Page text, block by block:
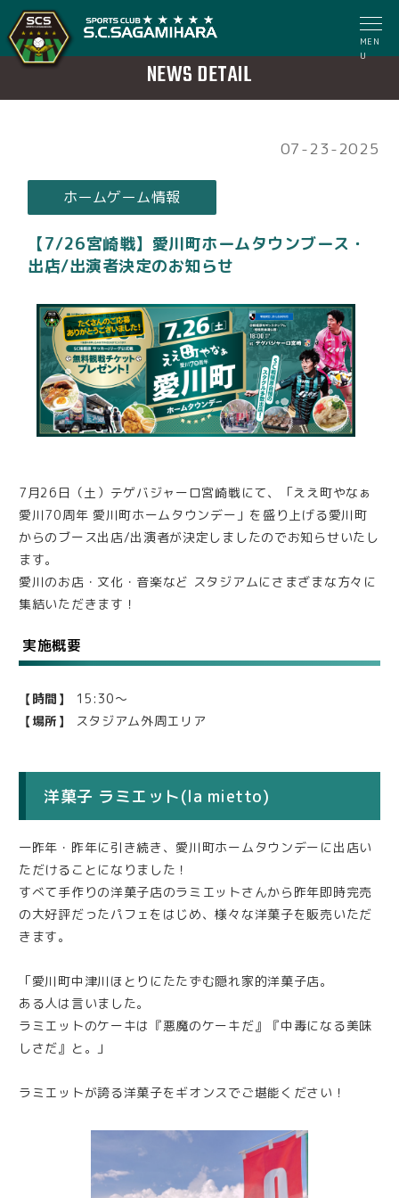
MEN
U
NEWS DETAIL
07-23-2025
ホームゲーム情報
【7/26宮崎戦】愛川町ホームタウンブース・
出店/出演者決定のお知らせ
7月26日（土）テゲバジャーロ宮崎戦にて、「ええ町やなぁ
愛川70周年 愛川町ホームタウンデー」を盛り上げる愛川町
からのブース出店/出演者が決定しましたのでお知らせいたし
ます。
愛川のお店・文化・音楽など スタジアムにさまざまな方々に
集結いただきます！
実施概要
【時間】
15:30～
【場所】
スタジアム外周エリア
洋菓子 ラミエット(la mietto)
一昨年・昨年に引き続き、愛川町ホームタウンデーに出店い
ただけることになりました！
すべて手作りの洋菓子店のラミエットさんから昨年即時完売
の大好評だったパフェをはじめ、様々な洋菓子を販売いただ
きます。
「愛川町中津川ほとりにたたずむ隠れ家的洋菓子店。
ある人は言いました。
ラミエットのケーキは『悪魔のケーキだ』『中毒になる美味
しさだ』と。」
ラミエットが誇る洋菓子をギオンスでご堪能ください！